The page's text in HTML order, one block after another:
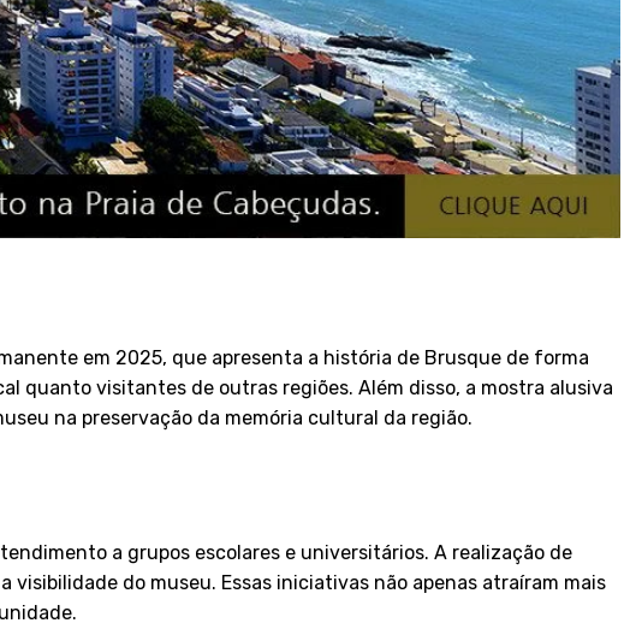
em 2025, que apresenta a história de Brusque de forma
quanto visitantes de outras regiões. Além disso, a mostra alusiva
na preservação da memória cultural da região.
a grupos escolares e universitários. A realização de
do museu. Essas iniciativas não apenas atraíram mais